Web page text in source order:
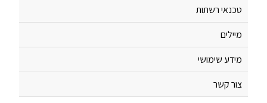
טכנאי רשתות
מיילים
מידע שימושי
צור קשר